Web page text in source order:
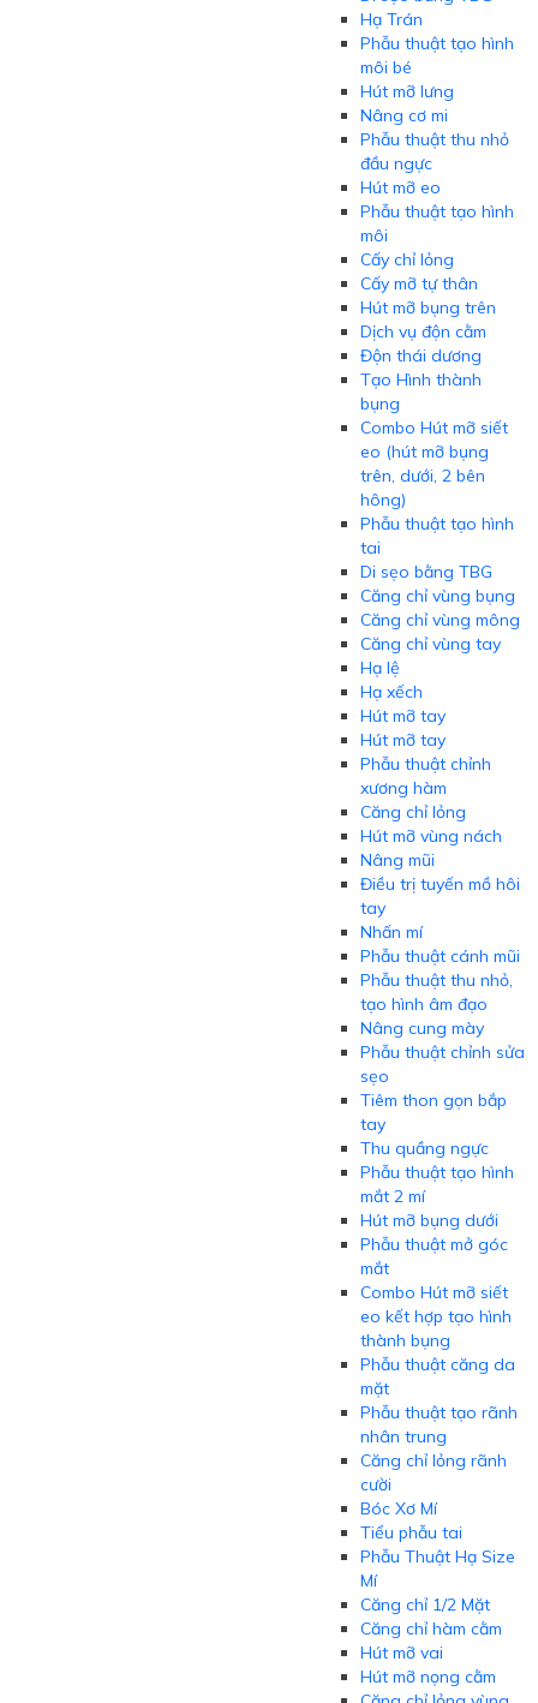
Hạ Trán
Phẫu thuật tạo hình
môi bé
Hút mỡ lưng
Nâng cơ mi
Phẫu thuật thu nhỏ
đầu ngực
Hút mỡ eo
Phẫu thuật tạo hình
môi
Cấy chỉ lỏng
Cấy mỡ tự thân
Hút mỡ bụng trên
Dịch vụ độn cằm
Độn thái dương
Tạo Hình thành
bụng
Combo Hút mỡ siết
eo (hút mỡ bụng
trên, dưới, 2 bên
hông)
Phẫu thuật tạo hình
tai
Di sẹo bằng TBG
Căng chỉ vùng bụng
Căng chỉ vùng mông
Căng chỉ vùng tay
Hạ lệ
Hạ xếch
Hút mỡ tay
Hút mỡ tay
Phẫu thuật chỉnh
xương hàm
Căng chỉ lỏng
Hút mỡ vùng nách
Nâng mũi
Điều trị tuyến mồ hôi
tay
Nhấn mí
Phẫu thuật cánh mũi
Phẫu thuật thu nhỏ,
tạo hình âm đạo
Nâng cung mày
Phẫu thuật chỉnh sửa
sẹo
Tiêm thon gọn bắp
tay
Thu quầng ngực
Phẫu thuật tạo hình
mắt 2 mí
Hút mỡ bụng dưới
Phẫu thuật mở góc
mắt
Combo Hút mỡ siết
eo kết hợp tạo hình
thành bụng
Phẫu thuật căng da
mặt
Phẫu thuật tạo rãnh
nhân trung
Căng chỉ lỏng rãnh
cười
Bóc Xơ Mí
Tiểu phẫu tai
Phẫu Thuật Hạ Size
Mí
Căng chỉ 1/2 Mặt
Căng chỉ hàm cằm
Hút mỡ vai
Hút mỡ nọng cằm